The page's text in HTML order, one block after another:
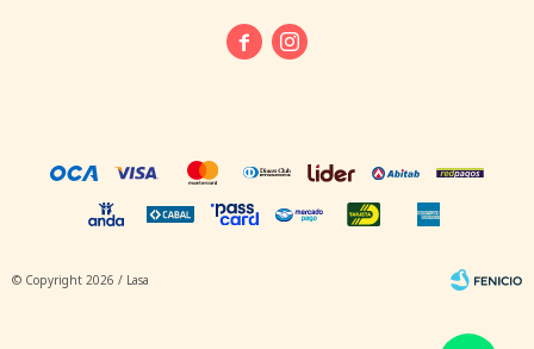
 
© Copyright 2026 / Lasa